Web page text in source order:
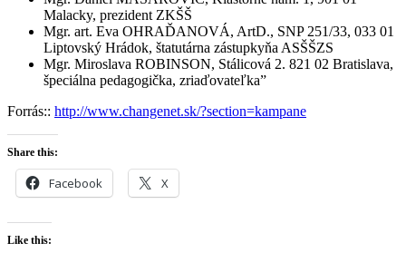
Malacky, prezident ZKŠŠ
Mgr. art. Eva OHRAĎANOVÁ, ArtD., SNP 251/33, 033 01
Liptovský Hrádok, štatutárna zástupkyňa ASŠŠZS
Mgr. Miroslava ROBINSON, Stálicová 2. 821 02 Bratislava,
špeciálna pedagogička, zriaďovateľka”
Forrás:: http://www.changenet.sk/?section=kampane
Share this:
Facebook X
Like this: